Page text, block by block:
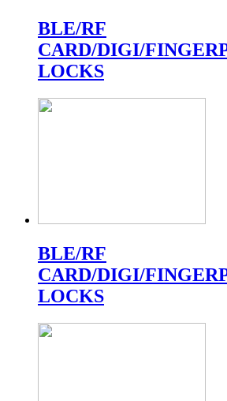
BLE/RF
CARD/DIGI/
LOCKS
BLE/RF
CARD/DIGI/
LOCKS